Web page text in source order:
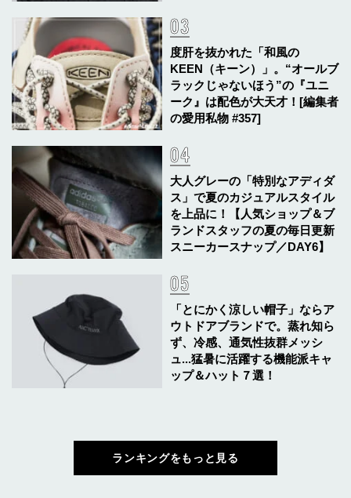
度肝を抜かれた「和風の
KEEN（キーン）」。“オールブ
ラックじゃないほう”の『ユニ
ーク』は配色が大天才！[編集者
の愛用私物 #357]
大人グレーの「特別なアディダ
ス」で夏のカジュアルスタイル
を上品に！【人気ショップ＆ブ
ランドスタッフの夏の毎日更新
スニーカースナップ／DAY6】
「とにかく涼しい帽子」ならア
ウトドアブランドで。蒸れ知ら
ず、冷感、通気性抜群メッシ
ュ...猛暑に活躍する機能派キャ
ップ＆ハット７選！
ランキングをもっと見る